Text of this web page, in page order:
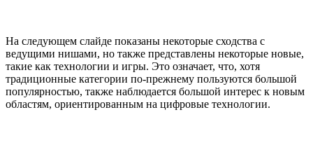
На следующем слайде показаны некоторые сходства с
ведущими нишами, но также представлены некоторые новые,
такие как технологии и игры. Это означает, что, хотя
традиционные категории по-прежнему пользуются большой
популярностью, также наблюдается большой интерес к новым
областям, ориентированным на цифровые технологии.